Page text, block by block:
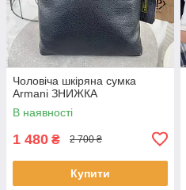
Чоловіча шкіряна сумка
Armani ЗНИЖКА
В наявності
1 480 ₴ 2 700 ₴
Купити